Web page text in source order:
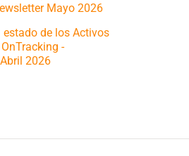
Mayo 2026
estado de los Activos
-
2026